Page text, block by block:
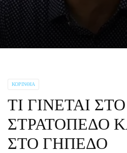
ΚΟΡΙΝΘΊΑ
ΤΙ ΓΙΝΕΤΑΙ ΣΤΟ
ΣΤΡΑΤΟΠΕΔΟ
ΣΤΟ ΓΗΠΕΔΟ